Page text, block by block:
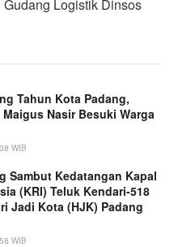
Logistik Dinsos
Tahun Kota Padang,
Nasir Besuki Warga
WIB
Sambut Kedatangan Kapal
(KRI) Teluk Kendari-518
Jadi Kota (HJK) Padang
WIB